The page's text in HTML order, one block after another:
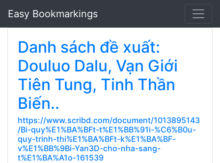
Easy Bookmarkings
Danh sách đề xuất:
Douluo Dalu, Vạn Giới
Tiên Tung, Tinh Thần
Biến..
https://www.scribd.com/document/1013895143
/Bi-quy%E1%BA%BFt-t%E1%BB%91i-%C6%B0u-
quy-trinh-thi%E1%BA%BFt-k%E1%BA%BF-
v%E1%BB%9Bi-Yan3D-cho-nha-sang-
t%E1%BA%A1o-161539